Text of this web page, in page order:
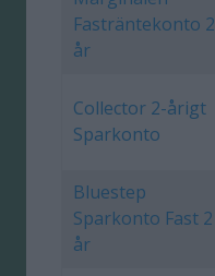
Fasträntekonto 2
år
Collector 2-årigt
Sparkonto
Bluestep
Sparkonto Fast 2
år